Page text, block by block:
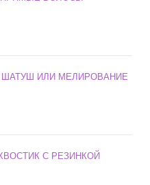
ИЛИ МЕЛИРОВАНИЕ
С РЕЗИНКОЙ